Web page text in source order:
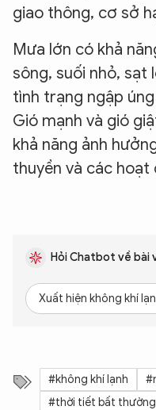
giao thông, cơ sở
Mưa lớn có khả
sông, suối nhỏ, sạt
tình trạng ngập
Gió mạnh và gió
khả năng ảnh
thuyền và các hoạt
Hỏi Chatbot về bài
Xuất hiện không khí
#không khí lạnh
#thời tiết bất thường